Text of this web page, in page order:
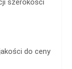
szerokości
do ceny